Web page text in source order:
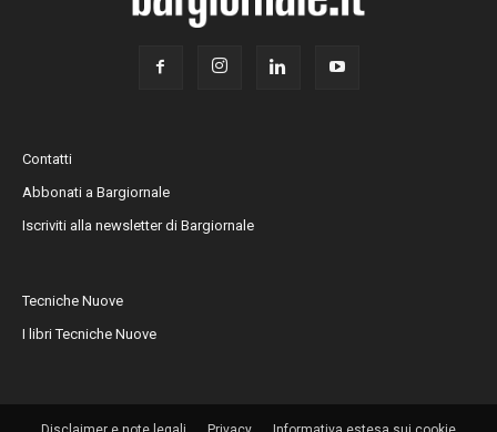
Contatti
Abbonati a Bargiornale
Iscriviti alla newsletter di Bargiornale
Tecniche Nuove
I libri Tecniche Nuove